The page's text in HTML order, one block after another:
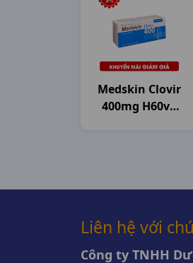
Medskin Clovir
400mg H60vn
Liên hệ với
Công ty TNHH